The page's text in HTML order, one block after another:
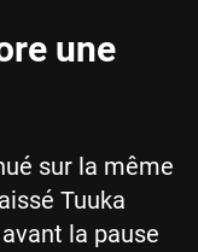
une
sur la même
Tuuka
la pause